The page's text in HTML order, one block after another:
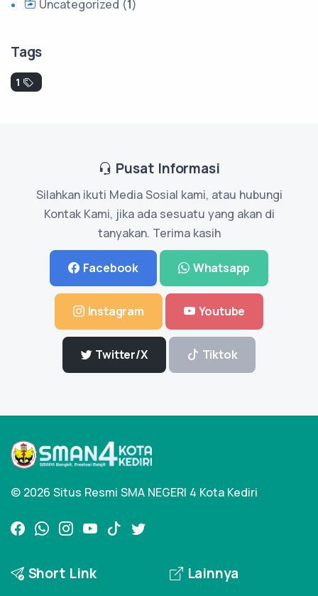
Uncategorized (1)
Tags
1
Pusat Informasi
Silahkan ikuti Media Sosial kami, atau hubungi
Kontak Kami, jika ada sesuatu yang akan di
tanyakan. Terima kasih
Facebook Whatsapp
Instagram Youtube
Twitter/X Tiktok
© 2026 Situs Resmi SMA NEGERI 4 Kota Kediri
Short Link Lainnya